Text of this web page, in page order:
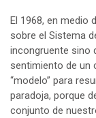
El 1968, en medio
sobre el Sistema
incongruente sino
sentimiento de un
“modelo” para
paradoja, porque
conjunto de